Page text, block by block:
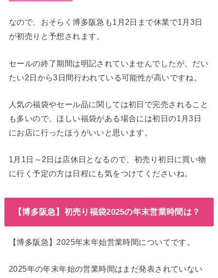
なので、おそらく博多阪急も1月2日まで休業で1月3日
が初売りと予想されます。
セールの終了期間は明記されていませんでしたが、だい
たい2日から3日間行われている可能性が高いですね。
人気の福袋やセール品に関しては初日で完売されること
も多いので、ほしい福袋がある場合には初日の1月3日
にお店に行ったほうがいいと思います。
1月1日～2日は店休日となるので、初売り初日に買い物
に行く予定の方は日程にも気をつけてくださいね。
【博多阪急】初売り福袋2025の年末営業時間は？
【博多阪急】2025年末年始営業時間についてです。
2025年の年末年始の営業時間はまだ発表されていない